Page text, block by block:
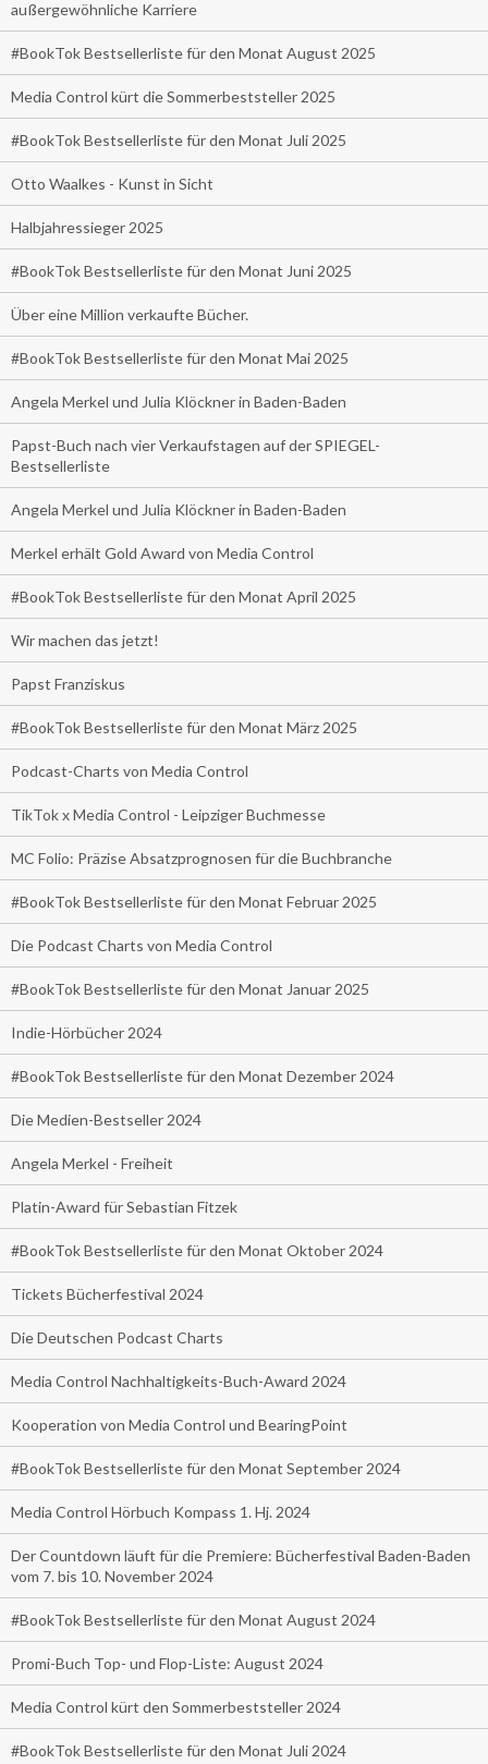
außergewöhnliche Karriere
#BookTok Bestsellerliste für den Monat August 2025
Media Control kürt die Sommerbeststeller 2025
#BookTok Bestsellerliste für den Monat Juli 2025
Otto Waalkes - Kunst in Sicht
Halbjahressieger 2025
#BookTok Bestsellerliste für den Monat Juni 2025
Über eine Million verkaufte Bücher.
#BookTok Bestsellerliste für den Monat Mai 2025
Angela Merkel und Julia Klöckner in Baden-Baden
Papst-Buch nach vier Verkaufstagen auf der SPIEGEL-
Bestsellerliste
Angela Merkel und Julia Klöckner in Baden-Baden
Merkel erhält Gold Award von Media Control
#BookTok Bestsellerliste für den Monat April 2025
Wir machen das jetzt!
Papst Franziskus
#BookTok Bestsellerliste für den Monat März 2025
Podcast-Charts von Media Control
TikTok x Media Control - Leipziger Buchmesse
MC Folio: Präzise Absatzprognosen für die Buchbranche
#BookTok Bestsellerliste für den Monat Februar 2025
Die Podcast Charts von Media Control
#BookTok Bestsellerliste für den Monat Januar 2025
Indie-Hörbücher 2024
#BookTok Bestsellerliste für den Monat Dezember 2024
Die Medien-Bestseller 2024
Angela Merkel - Freiheit
Platin-Award für Sebastian Fitzek
#BookTok Bestsellerliste für den Monat Oktober 2024
Tickets Bücherfestival 2024
Die Deutschen Podcast Charts
Media Control Nachhaltigkeits-Buch-Award 2024
Kooperation von Media Control und BearingPoint
#BookTok Bestsellerliste für den Monat September 2024
Media Control Hörbuch Kompass 1. Hj. 2024
Der Countdown läuft für die Premiere: Bücherfestival Baden-Baden
vom 7. bis 10. November 2024
#BookTok Bestsellerliste für den Monat August 2024
Promi-Buch Top- und Flop-Liste: August 2024
Media Control kürt den Sommerbeststeller 2024
#BookTok Bestsellerliste für den Monat Juli 2024